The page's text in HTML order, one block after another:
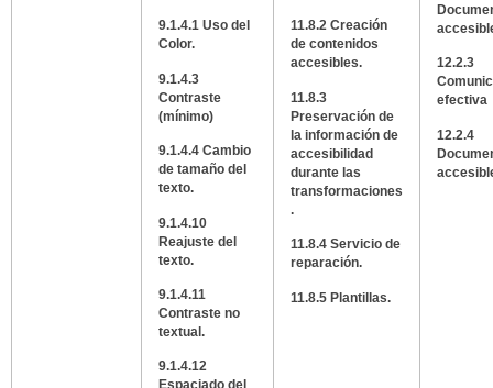
9.1.4.1 Uso del
Color.
9.1.4.3
Contraste
(mínimo)
9.1.4.4 Cambio
de tamaño del
texto.
9.1.4.10
Reajuste del
texto.
9.1.4.11
Contraste no
textual.
9.1.4.12
Espaciado del
11.8.2 Creación
de contenidos
accesibles.
11.8.3
Preservación de
la información de
accesibilidad
durante las
transformaciones
.
11.8.4 Servicio de
reparación.
11.8.5 Plantillas.
12.2.3
efectiva
12.2.4